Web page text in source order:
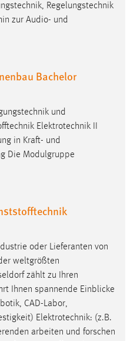
Regelungstechnik
zur Audio- und
Bachelor
und
Elektrotechnik II
in Kraft- und
Die Modulgruppe
oder Lieferanten von
weltgrößten
zählt zu Ihren
Ihnen spannende Einblicke
CAD-Labor,
Elektrotechnik: (z.B.
arbeiten und forschen
Informationen anonym.
_pk_ses